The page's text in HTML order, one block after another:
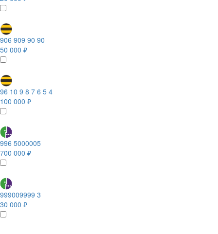
906 909 90 90
50 000 ₽
96 10 9 8 7 6 5 4
100 000 ₽
996 5000005
700 000 ₽
999009999 3
30 000 ₽